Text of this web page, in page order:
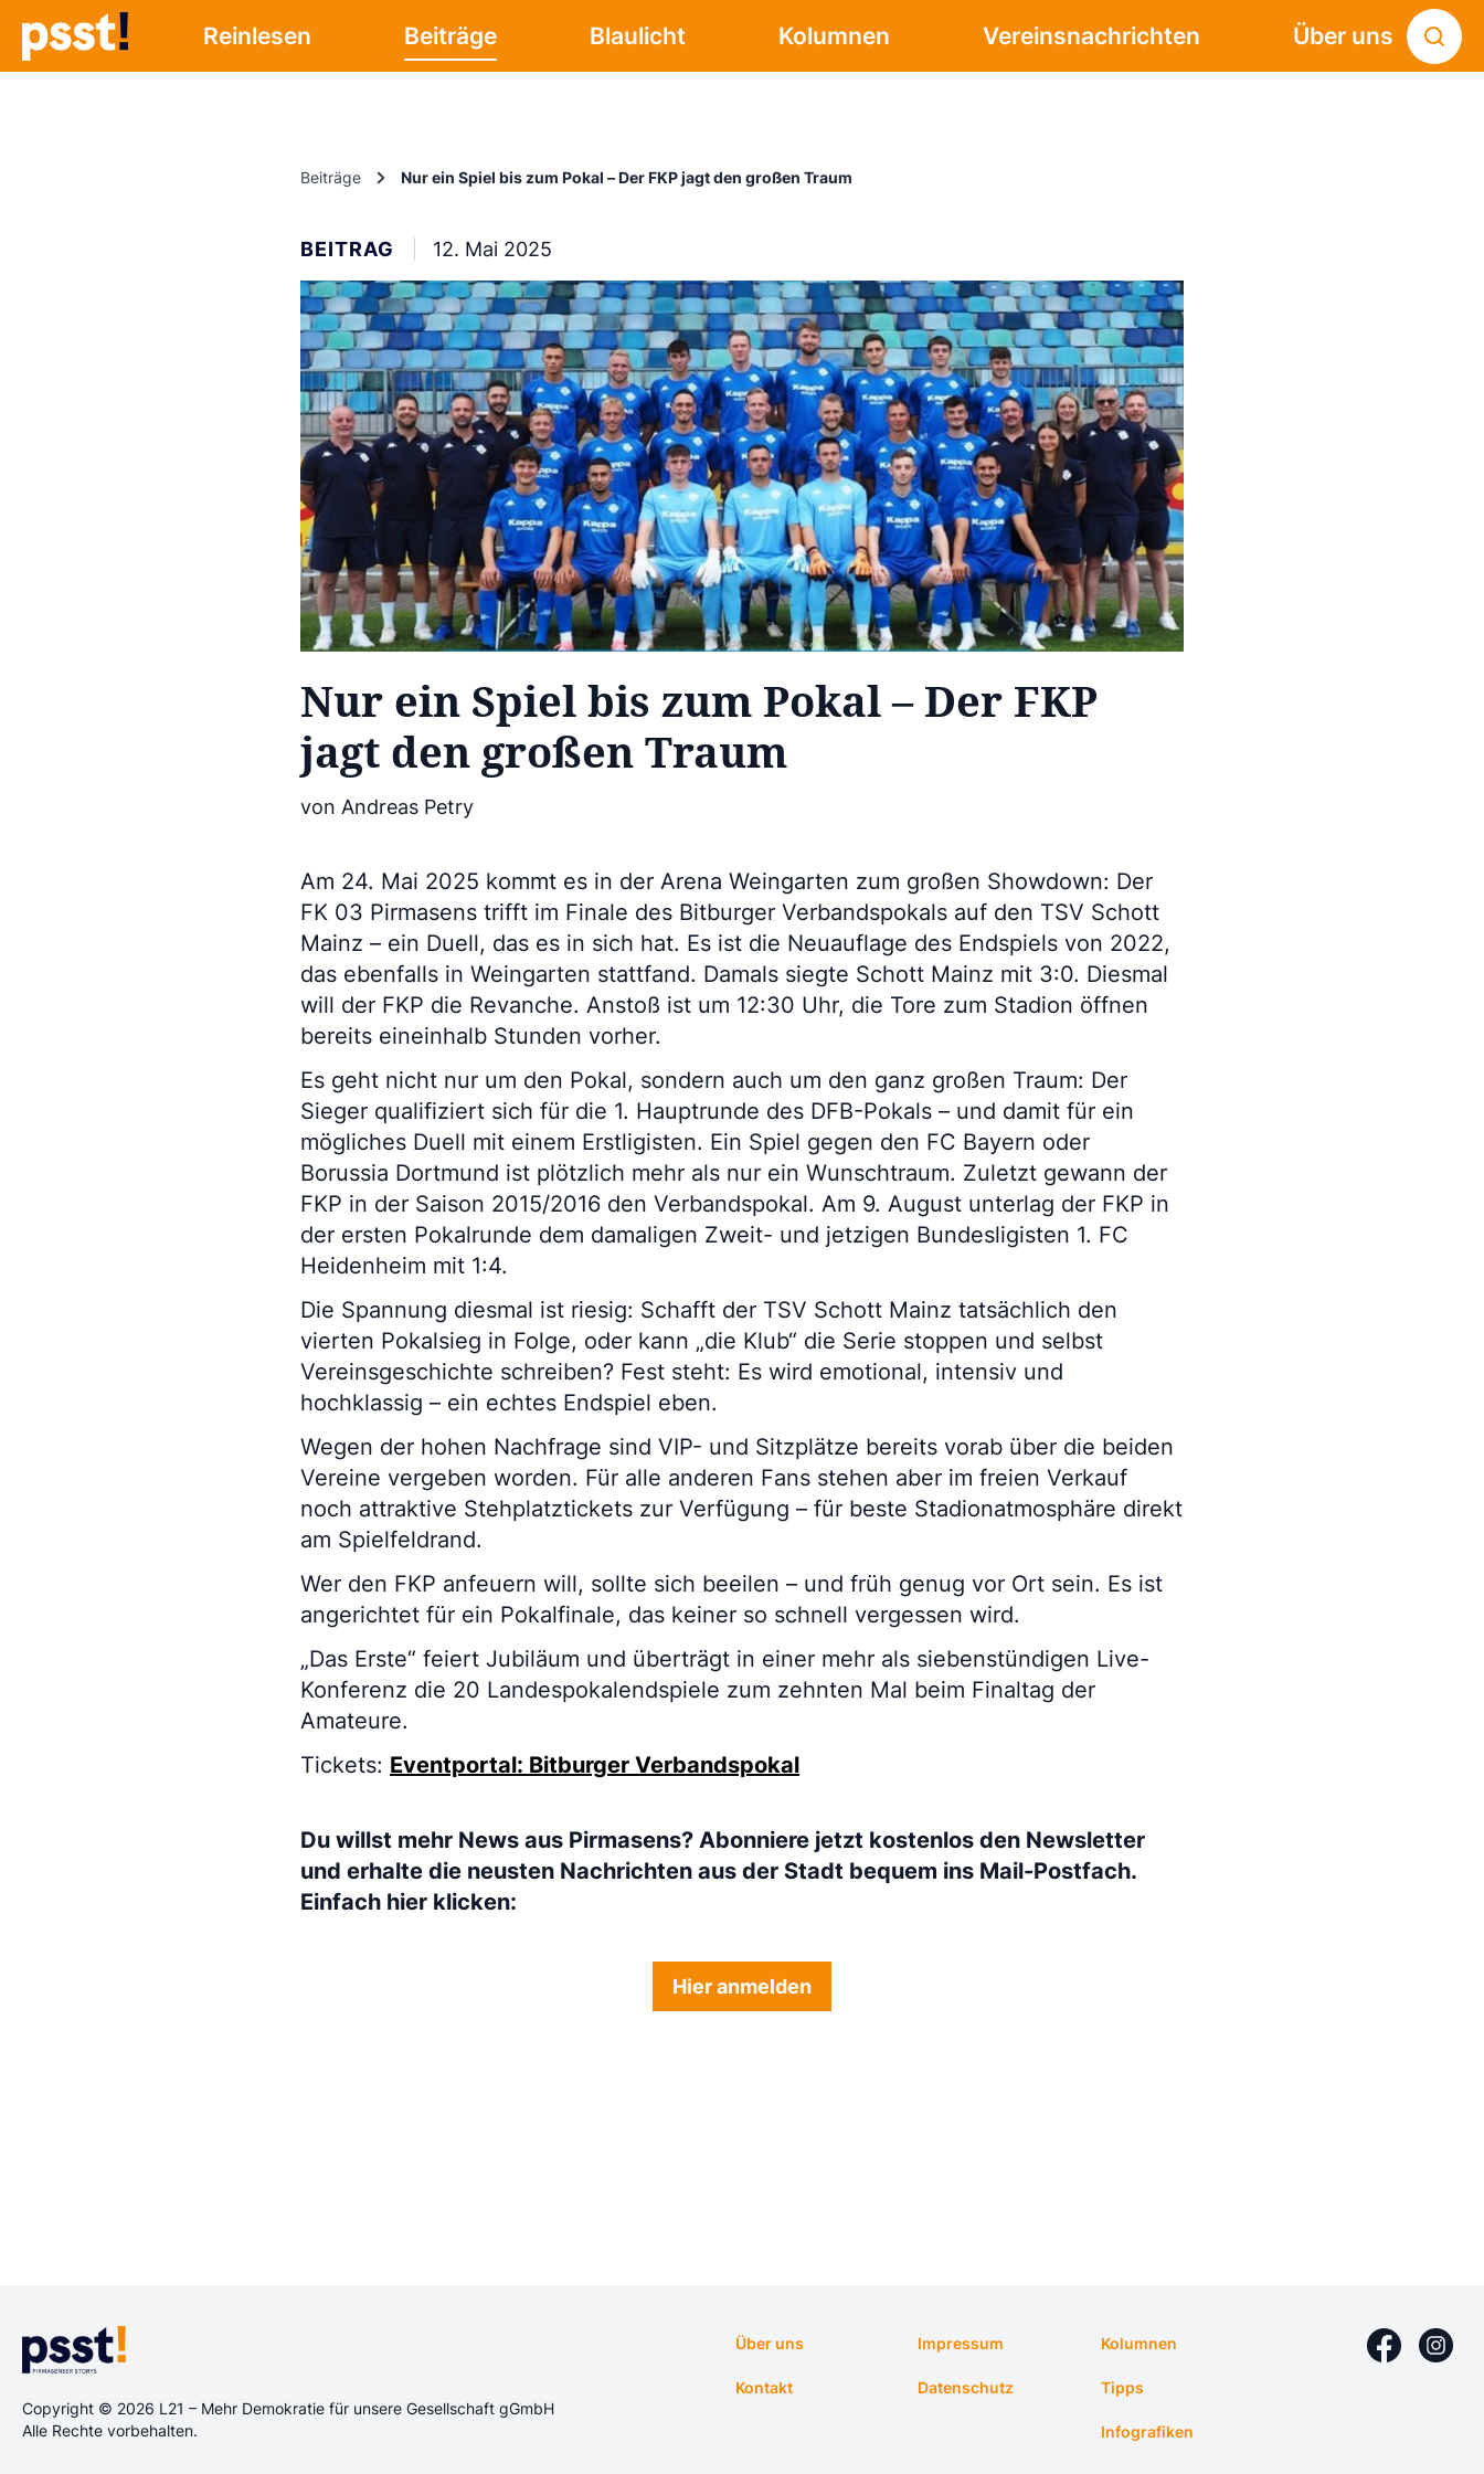
Reinlesen Beiträge Blaulicht Kolumnen Vereinsnachrichten Über uns
Beiträge Nur ein Spiel bis zum Pokal – Der FKP jagt den großen Traum
BEITRAG 12. Mai 2025
Nur ein Spiel bis zum Pokal – Der FKP
jagt den großen Traum
von Andreas Petry
Am 24. Mai 2025 kommt es in der Arena Weingarten zum großen Showdown: Der
FK 03 Pirmasens trifft im Finale des Bitburger Verbandspokals auf den TSV Schott
Mainz – ein Duell, das es in sich hat. Es ist die Neuauflage des Endspiels von 2022,
das ebenfalls in Weingarten stattfand. Damals siegte Schott Mainz mit 3:0. Diesmal
will der FKP die Revanche. Anstoß ist um 12:30 Uhr, die Tore zum Stadion öffnen
bereits eineinhalb Stunden vorher.
Es geht nicht nur um den Pokal, sondern auch um den ganz großen Traum: Der
Sieger qualifiziert sich für die 1. Hauptrunde des DFB-Pokals – und damit für ein
mögliches Duell mit einem Erstligisten. Ein Spiel gegen den FC Bayern oder
Borussia Dortmund ist plötzlich mehr als nur ein Wunschtraum. Zuletzt gewann der
FKP in der Saison 2015/2016 den Verbandspokal. Am 9. August unterlag der FKP in
der ersten Pokalrunde dem damaligen Zweit- und jetzigen Bundesligisten 1. FC
Heidenheim mit 1:4.
Die Spannung diesmal ist riesig: Schafft der TSV Schott Mainz tatsächlich den
vierten Pokalsieg in Folge, oder kann „die Klub“ die Serie stoppen und selbst
Vereinsgeschichte schreiben? Fest steht: Es wird emotional, intensiv und
hochklassig – ein echtes Endspiel eben.
Wegen der hohen Nachfrage sind VIP- und Sitzplätze bereits vorab über die beiden
Vereine vergeben worden. Für alle anderen Fans stehen aber im freien Verkauf
noch attraktive Stehplatztickets zur Verfügung – für beste Stadionatmosphäre direkt
am Spielfeldrand.
Wer den FKP anfeuern will, sollte sich beeilen – und früh genug vor Ort sein. Es ist
angerichtet für ein Pokalfinale, das keiner so schnell vergessen wird.
„Das Erste“ feiert Jubiläum und überträgt in einer mehr als siebenstündigen Live-
Konferenz die 20 Landespokalendspiele zum zehnten Mal beim Finaltag der
Amateure.
Tickets: Eventportal: Bitburger Verbandspokal
Du willst mehr News aus Pirmasens? Abonniere jetzt kostenlos den Newsletter
und erhalte die neusten Nachrichten aus der Stadt bequem ins Mail-Postfach.
Einfach hier klicken:
Hier anmelden
Copyright © 2026 L21 – Mehr Demokratie für unsere Gesellschaft gGmbH
Alle Rechte vorbehalten.
Über uns
Kontakt
Impressum
Datenschutz
Kolumnen
Tipps
Infografiken